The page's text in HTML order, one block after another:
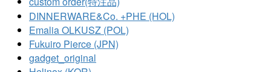
DINNERWARE&Co. +PHE (HOL)
Emalia OLKUSZ (POL)
Fukuiro Pierce (JPN)
gadget_original